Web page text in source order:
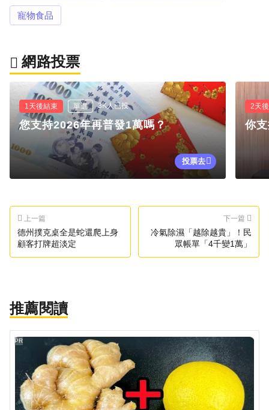
寵物食品
網路投票
1天後結束 單選 3K人已投
您支持2026年再普發1萬嗎？
投票去
2天
你
上一篇
德州撲克桌全是蛇還爬上身
顧客打牌超淡定
下一篇
冷氣除濕「越除越貴」！民
眾帳單「4千變1萬」
推薦閱讀
PR